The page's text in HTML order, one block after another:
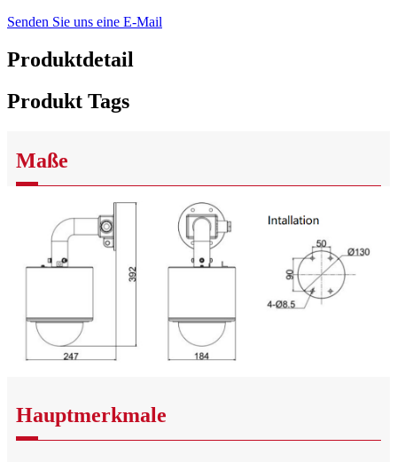
Senden Sie uns eine E-Mail
Produktdetail
Produkt Tags
Maße
Hauptmerkmale